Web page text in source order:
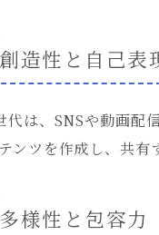
創造性と自己表
代は、SNSや動画配
ンツを作成し、共有
多様性と包容力